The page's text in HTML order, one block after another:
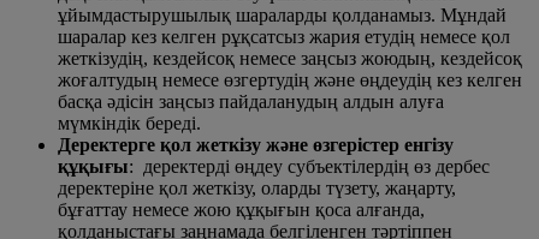
ұйымдастырушылық шараларды қолданамыз. Мұндай
шаралар кез келген рұқсатсыз жария етудің немесе қол
жеткізудің, кездейсоқ немесе заңсыз жоюдың, кездейсоқ
жоғалтудың немесе өзгертудің және өңдеудің кез келген
басқа әдісін заңсыз пайдаланудың алдын алуға
мүмкіндік береді.
Деректерге қол жеткізу және өзгерістер енгізу
құқығы: деректерді өңдеу субъектілердің өз дербес
деректеріне қол жеткізу, оларды түзету, жаңарту,
бұғаттау немесе жою құқығын қоса алғанда,
қолданыстағы заңнамада белгіленген тәртіппен